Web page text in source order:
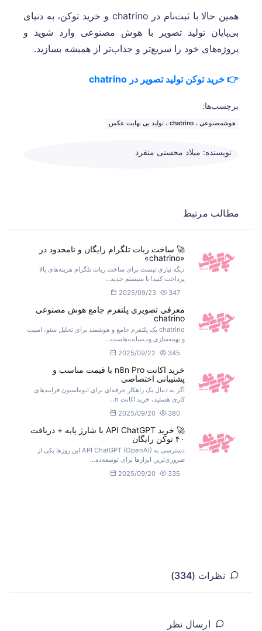
همین حالا با ثبت‌نام در chatrino و خرید توکن، به دنیای
بی‌پایان تولید تصویر با هوش مصنوعی وارد شوید و
پروژه‌های خود را سریع‌تر و جذاب‌تر از همیشه بسازید.
👉 خرید توکن تولید تصویر در chatrino
برچسب‌ها:
هوشمصنوعی ، chatrino ، تولید بی نهایت عکس
نویسنده: میلاد محسنی منفرد
مطالب مرتبط
🚀 ساخت ربات تلگرام رایگان و نامحدود در
«chatrino»
دیگه نیازی نیست برای ساخت ربات تلگرام هزینه‌های بالا
پرداخت کنید! با سیستم جدید...
2025/09/23
347
معرفی تصویری پلتفرم جامع هوش مصنوعی
chatrino
chatrino یک پلتفرم جامع و هوشمند برای تحلیل سئو، امنیت
و بهینه‌سازی وب‌سایت‌هاست...
2025/09/22
345
خرید اکانت n8n Pro با قیمت مناسب و
پشتیبانی اختصاصی
اگر به دنبال یک راهکار حرفه‌ای برای اتوماسیون فرایندهای
کاری هستید، خرید اکانت n...
2025/09/20
380
🚀 خرید API ChatGPT با شارژ پایه + دریافت
۴۰ توکن رایگان
دسترسی به API ChatGPT (OpenAI) این روزها یکی از
ضروری‌ترین ابزارها برای توسعه‌ده...
2025/09/20
335
نظرات (334)
ارسال نظر